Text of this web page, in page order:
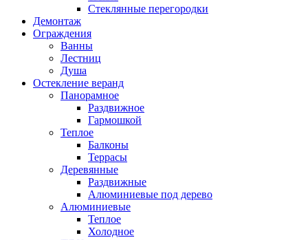
Стеклянные перегородки
Демонтаж
Ограждения
Ванны
Лестниц
Душа
Остекление веранд
Панорамное
Раздвижное
Гармошкой
Теплое
Балконы
Террасы
Деревянные
Раздвижные
Алюминиевые под дерево
Алюминиевые
Теплое
Холодное